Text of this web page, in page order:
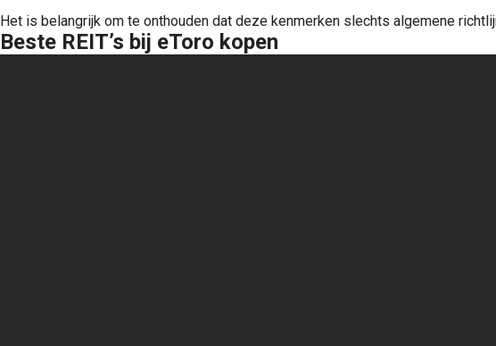
Het is belangrijk om te onthouden dat deze kenmerken slechts algemene
Beste REIT’s bij eToro kopen